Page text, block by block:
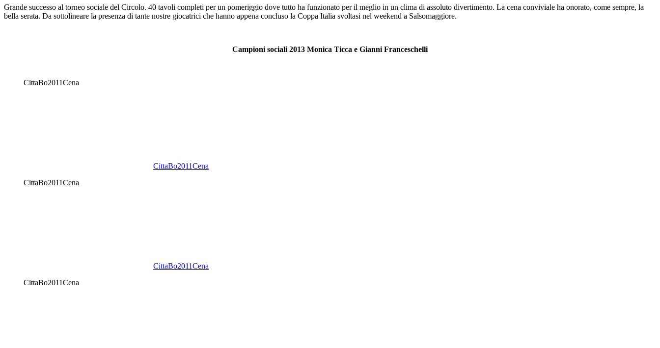
Grande successo al torneo sociale del Circolo. 40 tavoli completi per un pomeriggio dove tutto ha funzionato per il meglio in un clima di assoluto divertimento. La cena conviviale ha onorato, come sempre, la
bella serata. Da sottolineare la presenza di tante nostre giocatrici che hanno appena concluso la Coppa Italia svoltasi nel weekend a Salsomaggiore.
Campioni sociali 2013 Monica Ticca e Gianni Franceschelli
CittaBo2011Cena
CittaBo2011Cena
CittaBo2011Cena
CittaBo2011Cena
CittaBo2011Cena